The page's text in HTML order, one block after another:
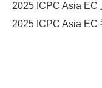
2025 ICPC Asia EC
2025 ICPC Asia EC